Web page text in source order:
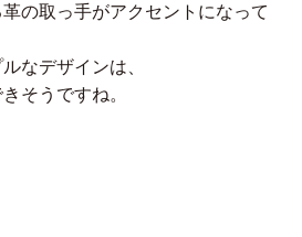
の取っ手がアクセントになって
なデザインは、
そうですね。